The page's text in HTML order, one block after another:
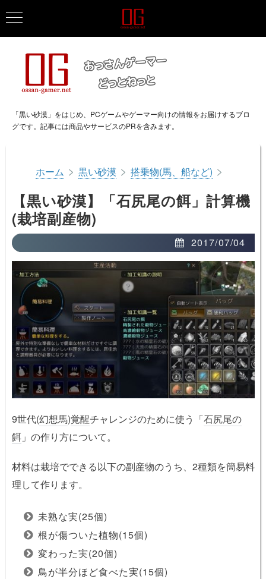
「黒い砂漠」をはじめ、PCゲームやゲーマー向けの情報をお届けするブロ
グです。記事には商品やサービスのPRを含みます。
ホーム > 黒い砂漠 > 搭乗物(馬、船など) >
【黒い砂漠】「石尻尾の餌」計算機
(栽培副産物)
2017/07/04
9世代(幻想馬)覚醒チャレンジのために使う「石尻尾の
餌 」の作り方について。
材料は栽培でできる以下の副産物のうち、2種類を簡易料
理して作ります。
未熟な実(25個)
根が傷ついた植物(15個)
変わった実(20個)
鳥が半分ほど食べた実(15個)